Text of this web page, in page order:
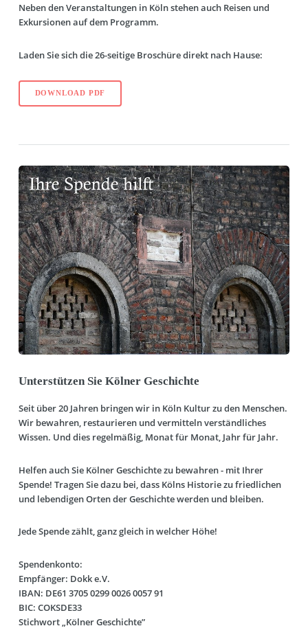
Neben den Veranstaltungen in Köln stehen auch Reisen und
Exkursionen auf dem Programm.
Laden Sie sich die 26-seitige Broschüre direkt nach Hause:
DOWNLOAD PDF
Unterstützen Sie Kölner Geschichte
Seit über 20 Jahren bringen wir in Köln Kultur zu den Menschen.
Wir bewahren, restaurieren und vermitteln verständliches
Wissen. Und dies regelmäßig, Monat für Monat, Jahr für Jahr.
Helfen auch Sie Kölner Geschichte zu bewahren - mit Ihrer
Spende! Tragen Sie dazu bei, dass Kölns Historie zu friedlichen
und lebendigen Orten der Geschichte werden und bleiben.
Jede Spende zählt, ganz gleich in welcher Höhe!
Spendenkonto:
Empfänger: Dokk e.V.
IBAN: DE61 3705 0299 0026 0057 91
BIC: COKSDE33
Stichwort „Kölner Geschichte”